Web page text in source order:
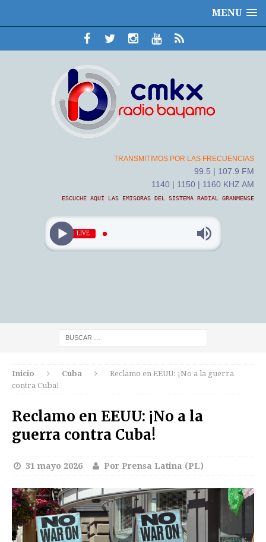
MENU
TRANSMITIMOS POR LAS FRECUENCIAS
99.5 | 107.9 FM
1140 | 1150 | 1160 KHZ AM
ESCUCHE AQUÍ LAS EMISORAS DEL SISTEMA RADIAL GRANMENSE
LIVE
Inicio Cuba
Reclamo en EEUU: ¡No a la guerra
contra Cuba!
Reclamo en EEUU: ¡No a la
guerra contra Cuba!
31 mayo 2026 Por Prensa Latina (PL)